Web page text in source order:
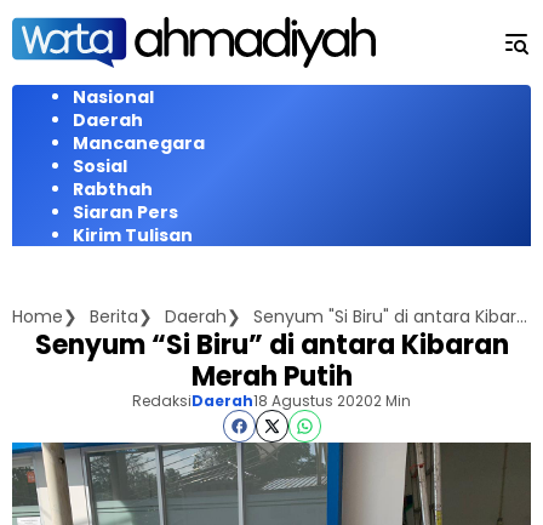
Langsung
konten
Nasional
Daerah
Mancanegara
Sosial
Rabthah
Siaran Pers
Kirim Tulisan
Home Berita Daerah Senyum "Si Biru" di antara Kibaran Merah Putih
Senyum “Si Biru” di antara Kibaran
Merah Putih
RedaksiDaerah18 Agustus 20202 Min